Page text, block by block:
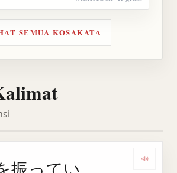
SEMUA KOSAKATA
振ってい